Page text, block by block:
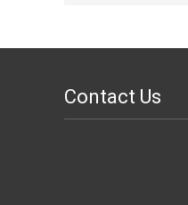
Contact Us